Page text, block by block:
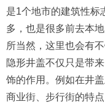
是1个地市的建筑性标
多，也是很多前去本
所当然，这里也会有
隐形井盖不仅只是带
饰的作用。例如在井
商业街、步行街的特